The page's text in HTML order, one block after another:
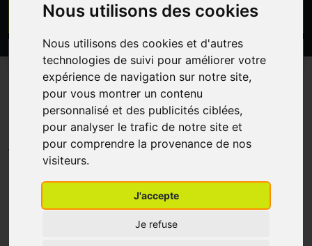
Nous utilisons des cookies
Nous utilisons des cookies et d'autres
technologies de suivi pour améliorer votre
expérience de navigation sur notre site,
pour vous montrer un contenu
personnalisé et des publicités ciblées,
pour analyser le trafic de notre site et
pour comprendre la provenance de nos
visiteurs.
J'accepte
Je refuse
CATÉGORIES PROMOS
Speedicath Nelat Fem Ch12
/30
COLOPLAST